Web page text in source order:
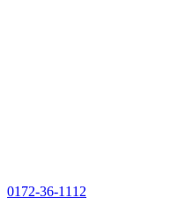
0172-36-1112